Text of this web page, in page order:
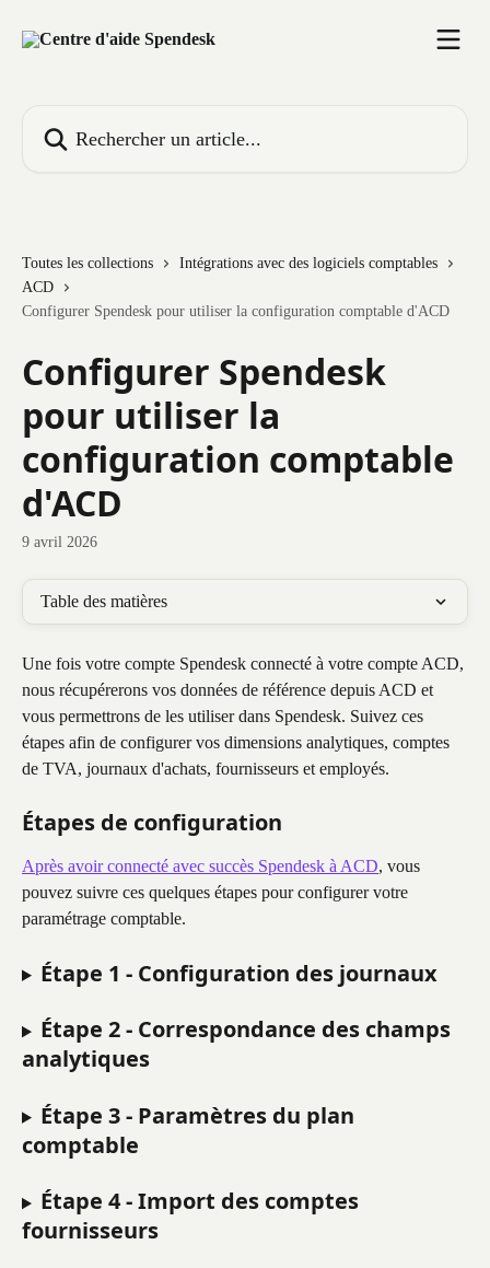
Toutes les collections
Intégrations avec des logiciels comptables
ACD
Configurer Spendesk pour utiliser la configuration comptable d'ACD
Configurer Spendesk
pour utiliser la
configuration comptable
d'ACD
9 avril 2026
Table des matières
Une fois votre compte Spendesk connecté à votre compte ACD,
nous récupérerons vos données de référence depuis ACD et
vous permettrons de les utiliser dans Spendesk. Suivez ces
étapes afin de configurer vos dimensions analytiques, comptes
de TVA, journaux d'achats, fournisseurs et employés.
Étapes de configuration
Après avoir connecté avec succès Spendesk à ACD, vous
pouvez suivre ces quelques étapes pour configurer votre
paramétrage comptable.
Étape 1 - Configuration des journaux
Étape 2 - Correspondance des champs
analytiques
Étape 3 - Paramètres du plan
comptable
Étape 4 - Import des comptes
fournisseurs